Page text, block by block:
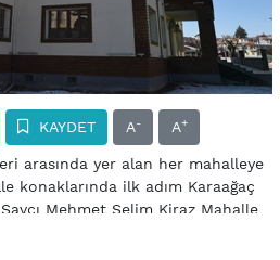
KAYDET A- A+
arasında yer alan her mahalleye
konaklarında ilk adım Karaağaç
Mehmet Selim Kiraz Mahalle